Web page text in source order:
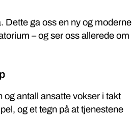
Dette ga oss en ny og moderne
– og ser oss allerede om
antall ansatte vokser i takt
og et tegn på at tjenestene